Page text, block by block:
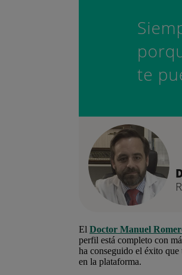
El Doctor Manuel
perfil está completo con
ha conseguido el éxito que
en la plataforma.